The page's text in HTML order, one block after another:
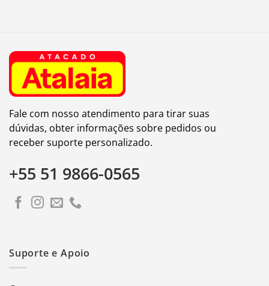
Fale com nosso atendimento para tirar suas
dúvidas, obter informações sobre pedidos ou
receber suporte personalizado.
+55 51 9866-0565
Suporte e Apoio